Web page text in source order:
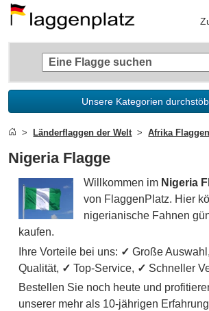
Unsere Kategorien
Länderflaggen der Welt Afrika Flaggen
Nigeria Flagge
Willkommen im Nigeria
von FlaggenPlatz. Hier
nigerianische Fahnen
kaufen.
Ihre Vorteile bei uns: ✓ Große Auswahl,
Qualität, ✓ Top-Service, ✓ Schneller
Bestellen Sie noch heute und
unserer mehr als 10-jährigen